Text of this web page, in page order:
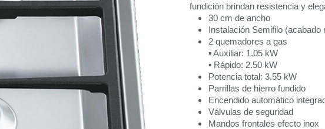
fundición brindan resistencia y
30 cm de ancho
Instalación Semifilo (acabado
2 quemadores a gas
▪ Auxiliar: 1.05 kW
▪ Rápido: 2.50 kW
Potencia total: 3.55 kW
Parrillas de hierro fundido
Encendido automático
Válvulas de seguridad
Mandos frontales efecto inox